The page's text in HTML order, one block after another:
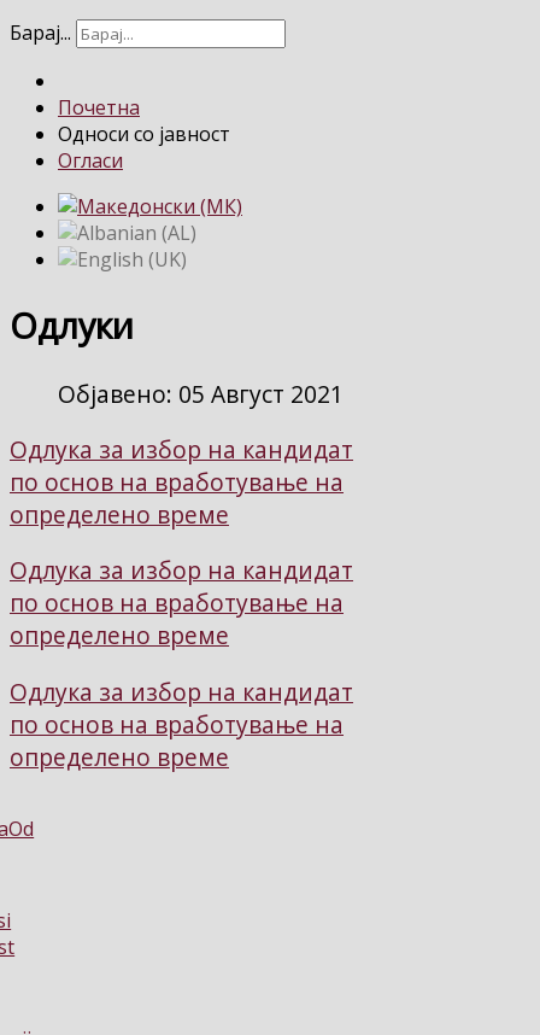
Барај...
Почетна
Односи со јавност
Огласи
Одлуки
Објавено: 05 Август 2021
Одлука за избор на кандидат
по основ на вработување на
определено време
Одлука за избор на кандидат
по основ на вработување на
определено време
Одлука за избор на кандидат
по основ на вработување на
определено време